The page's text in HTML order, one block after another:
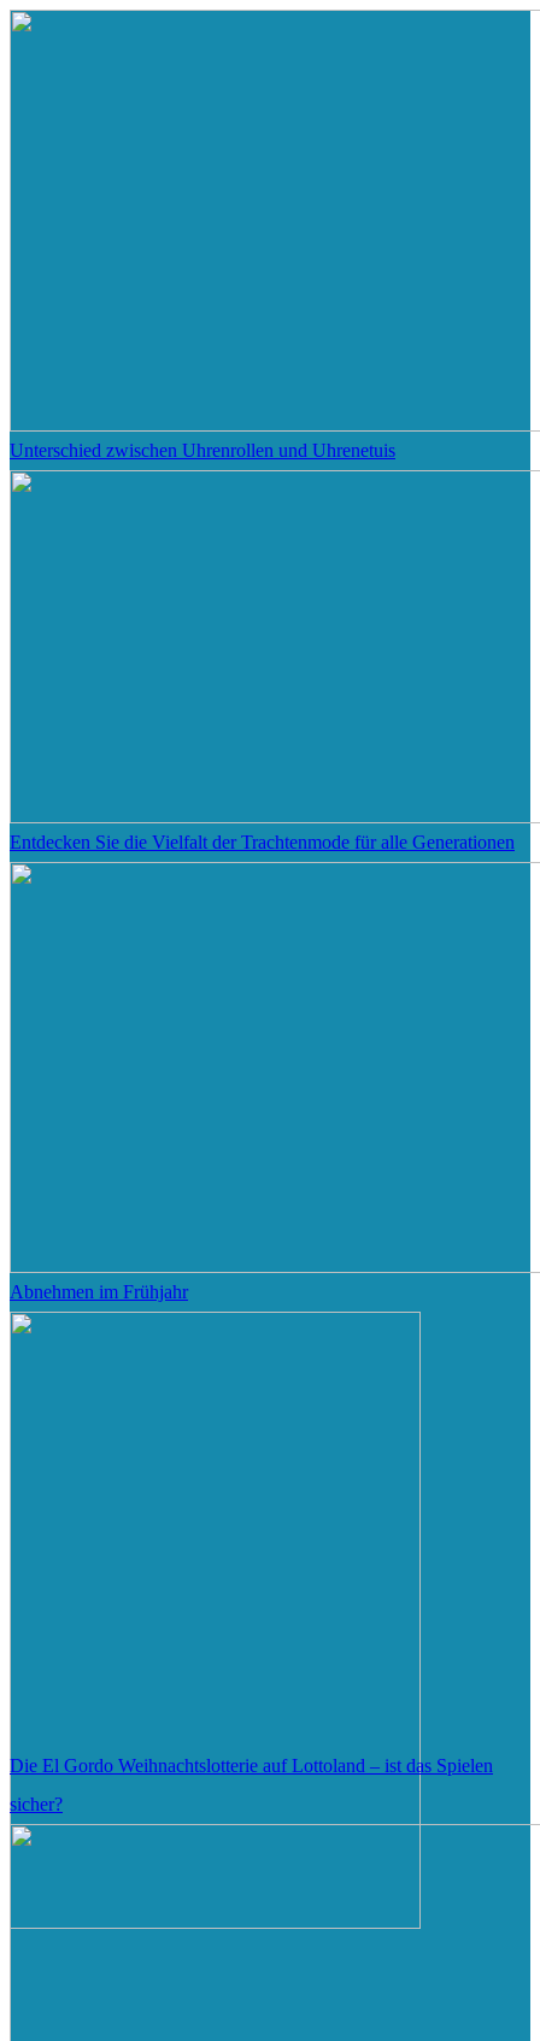
Unterschied zwischen Uhrenrollen und Uhrenetuis
Entdecken Sie die Vielfalt der Trachtenmode für alle Generationen
Abnehmen im Frühjahr
Die El Gordo Weihnachtslotterie auf Lottoland – ist das Spielen
sicher?